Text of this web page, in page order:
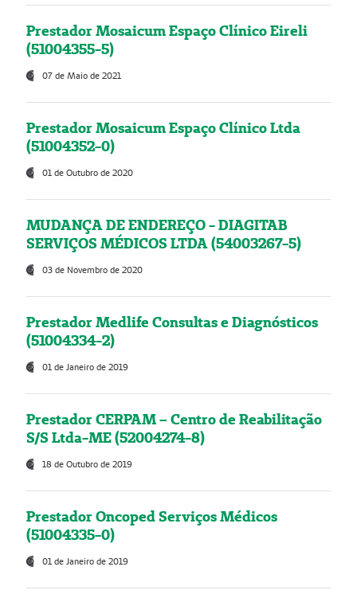
Prestador Mosaicum Espaço Clínico Eireli
(51004355-5)
07 de Maio de 2021
Prestador Mosaicum Espaço Clínico Ltda
(51004352-0)
01 de Outubro de 2020
MUDANÇA DE ENDEREÇO - DIAGITAB
SERVIÇOS MÉDICOS LTDA (54003267-5)
03 de Novembro de 2020
Prestador Medlife Consultas e Diagnósticos
(51004334-2)
01 de Janeiro de 2019
Prestador CERPAM – Centro de Reabilitação
S/S Ltda-ME (52004274-8)
18 de Outubro de 2019
Prestador Oncoped Serviços Médicos
(51004335-0)
01 de Janeiro de 2019